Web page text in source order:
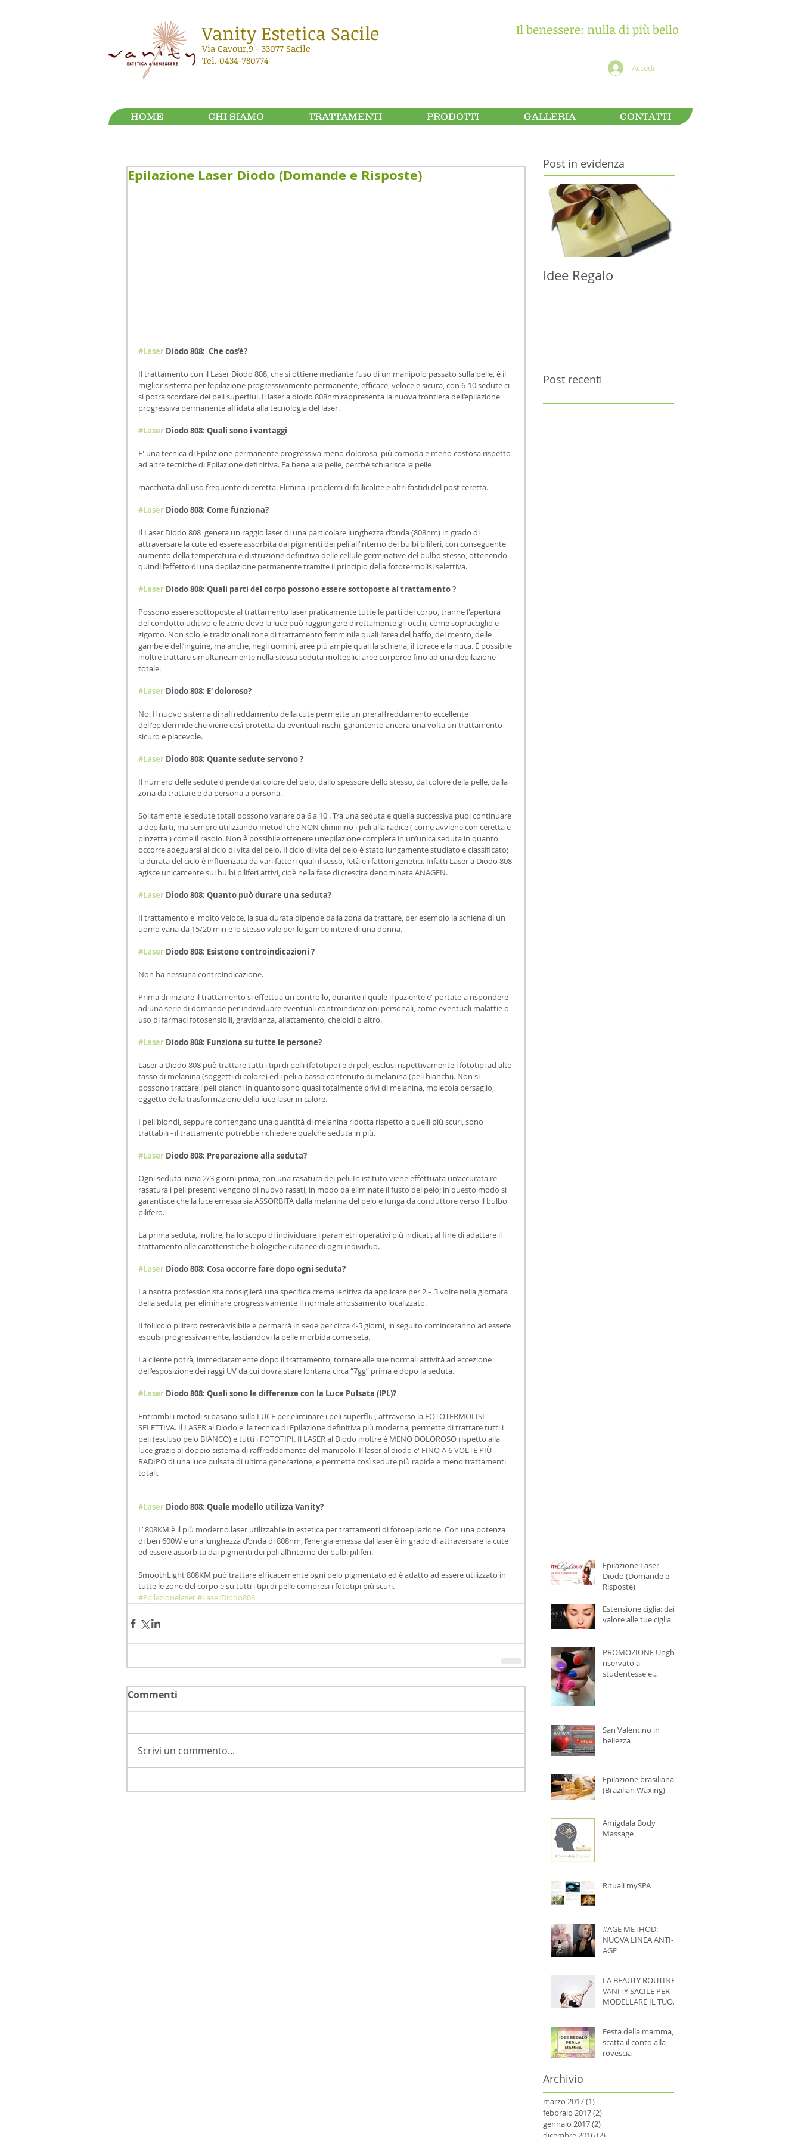
Vanity Estetica Sacile
Via Cavour,9 - 33077 Sacile
Tel. 0434-780774
Il benessere: nulla di più bello
Accedi
HOME CHI SIAMO TRATTAMENTI PRODOTTI GALLERIA CONTATTI
Epilazione Laser Diodo (Domande e Risposte)
#Laser Diodo 808:  Che cos’è?
Il trattamento con il Laser Diodo 808, che si ottiene mediante l’uso di un manipolo passato sulla pelle, è il
miglior sistema per l’epilazione progressivamente permanente, efficace, veloce e sicura, con 6-10 sedute ci
si potrà scordare dei peli superflui. Il laser a diodo 808nm rappresenta la nuova frontiera dell’epilazione
progressiva permanente affidata alla tecnologia del laser.
#Laser Diodo 808: Quali sono i vantaggi
E' una tecnica di Epilazione permanente progressiva meno dolorosa, più comoda e meno costosa rispetto
ad altre tecniche di Epilazione definitiva. Fa bene alla pelle, perché schiarisce la pelle
macchiata dall'uso frequente di ceretta. Elimina i problemi di follicolite e altri fastidi del post ceretta.
#Laser Diodo 808: Come funziona?
Il Laser Diodo 808  genera un raggio laser di una particolare lunghezza d’onda (808nm) in grado di
attraversare la cute ed essere assorbita dai pigmenti dei peli all’interno dei bulbi piliferi, con conseguente
aumento della temperatura e distruzione definitiva delle cellule germinative del bulbo stesso, ottenendo
quindi l’effetto di una depilazione permanente tramite il principio della fototermolisi selettiva.
#Laser Diodo 808: Quali parti del corpo possono essere sottoposte al trattamento ?
Possono essere sottoposte al trattamento laser praticamente tutte le parti del corpo, tranne l'apertura
del condotto uditivo e le zone dove la luce può raggiungere direttamente gli occhi, come sopracciglio e
zigomo. Non solo le tradizionali zone di trattamento femminile quali l’area del baffo, del mento, delle
gambe e dell’inguine, ma anche, negli uomini, aree più ampie quali la schiena, il torace e la nuca. È possibile
inoltre trattare simultaneamente nella stessa seduta molteplici aree corporee fino ad una depilazione
totale.
#Laser Diodo 808: E' doloroso?
No. Il nuovo sistema di raffreddamento della cute permette un preraffreddamento eccellente
dell'epidermide che viene così protetta da eventuali rischi, garantento ancora una volta un trattamento
sicuro e piacevole.
#Laser Diodo 808: Quante sedute servono ?
Il numero delle sedute dipende dal colore del pelo, dallo spessore dello stesso, dal colore della pelle, dalla
zona da trattare e da persona a persona.
Solitamente le sedute totali possono variare da 6 a 10 . Tra una seduta e quella successiva puoi continuare
a depilarti, ma sempre utilizzando metodi che NON eliminino i peli alla radice ( come avviene con ceretta e
pinzetta ) come il rasoio. Non è possibile ottenere un’epilazione completa in un’unica seduta in quanto
occorre adeguarsi al ciclo di vita del pelo. Il ciclo di vita del pelo è stato lungamente studiato e classificato;
la durata del ciclo è influenzata da vari fattori quali il sesso, l’età e i fattori genetici. Infatti Laser a Diodo 808
agisce unicamente sui bulbi piliferi attivi, cioè nella fase di crescita denominata ANAGEN.
#Laser Diodo 808: Quanto può durare una seduta?
Il trattamento e' molto veloce, la sua durata dipende dalla zona da trattare, per esempio la schiena di un
uomo varia da 15/20 min e lo stesso vale per le gambe intere di una donna.
#Laser Diodo 808: Esistono controindicazioni ?
Non ha nessuna controindicazione.
Prima di iniziare il trattamento si effettua un controllo, durante il quale il paziente e' portato a rispondere
ad una serie di domande per individuare eventuali controindicazioni personali, come eventuali malattie o
uso di farmaci fotosensibili, gravidanza, allattamento, cheloidi o altro.
#Laser Diodo 808: Funziona su tutte le persone?
Laser a Diodo 808 può trattare tutti i tipi di pelli (fototipo) e di peli, esclusi rispettivamente i fototipi ad alto
tasso di melanina (soggetti di colore) ed i peli a basso contenuto di melanina (peli bianchi). Non si
possono trattare i peli bianchi in quanto sono quasi totalmente privi di melanina, molecola bersaglio,
oggetto della trasformazione della luce laser in calore.
I peli biondi, seppure contengano una quantità di melanina ridotta rispetto a quelli più scuri, sono
trattabili - il trattamento potrebbe richiedere qualche seduta in più.
#Laser Diodo 808: Preparazione alla seduta?
Ogni seduta inizia 2/3 giorni prima, con una rasatura dei peli. In istituto viene effettuata un’accurata re-
rasatura i peli presenti vengono di nuovo rasati, in modo da eliminate il fusto del pelo; in questo modo si
garantisce che la luce emessa sia ASSORBITA dalla melanina del pelo e funga da conduttore verso il bulbo
pilifero.
La prima seduta, inoltre, ha lo scopo di individuare i parametri operativi più indicati, al fine di adattare il
trattamento alle caratteristiche biologiche cutanee di ogni individuo.
#Laser Diodo 808: Cosa occorre fare dopo ogni seduta?
La nsotra professionista consiglierà una specifica crema lenitiva da applicare per 2 – 3 volte nella giornata
della seduta, per eliminare progressivamente il normale arrossamento localizzato.
Il follicolo pilifero resterà visibile e permarrà in sede per circa 4-5 giorni, in seguito cominceranno ad essere
espulsi progressivamente, lasciandovi la pelle morbida come seta.
La cliente potrà, immediatamente dopo il trattamento, tornare alle sue normali attività ad eccezione
dell’esposizione dei raggi UV da cui dovrà stare lontana circa “7gg” prima e dopo la seduta.
#Laser Diodo 808: Quali sono le differenze con la Luce Pulsata (IPL)?
Entrambi i metodi si basano sulla LUCE per eliminare i peli superflui, attraverso la FOTOTERMOLISI
SELETTIVA. Il LASER al Diodo e' la tecnica di Epilazione definitiva più moderna, permette di trattare tutti i
peli (escluso pelo BIANCO) e tutti i FOTOTIPI. Il LASER al Diodo inoltre è MENO DOLOROSO rispetto alla
luce grazie al doppio sistema di raffreddamento del manipolo. Il laser al diodo e' FINO A 6 VOLTE PIÙ
RADIPO di una luce pulsata di ultima generazione, e permette così sedute più rapide e meno trattamenti
totali.
#Laser Diodo 808: Quale modello utilizza Vanity?
L’ 808KM è il più moderno laser utilizzabile in estetica per trattamenti di fotoepilazione. Con una potenza
di ben 600W e una lunghezza d’onda di 808nm, l’energia emessa dal laser è in grado di attraversare la cute
ed essere assorbita dai pigmenti dei peli all’interno dei bulbi piliferi.
SmoothLight 808KM può trattare efficacemente ogni pelo pigmentato ed è adatto ad essere utilizzato in
tutte le zone del corpo e su tutti i tipi di pelle compresi i fototipi più scuri.
#Epilazionelaser#LaserDiodo808
Commenti
Scrivi un commento...
Post in evidenza
Idee Regalo
Post recenti
Epilazione Laser
Diodo (Domande e
Risposte)
Estensione ciglia: dai
valore alle tue ciglia
PROMOZIONE Unghie
riservato a
studentesse e
San Valentino in
bellezza
Epilazione brasiliana
(Brazilian Waxing)
Amigdala Body
Massage
Rituali mySPA
#AGE METHOD:
NUOVA LINEA ANTI-
AGE
LA BEAUTY ROUTINE
VANITY SACILE PER
MODELLARE IL TUO
Festa della mamma,
scatta il conto alla
rovescia
Archivio
marzo 2017(1)
febbraio 2017(2)
gennaio 2017(2)